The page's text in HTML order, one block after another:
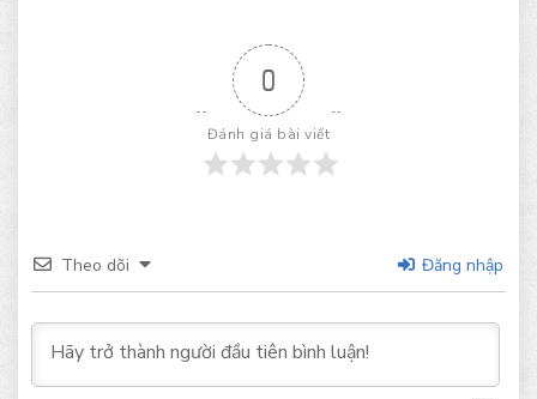
0
Đánh giá bài viết
Theo dõi Đăng nhập